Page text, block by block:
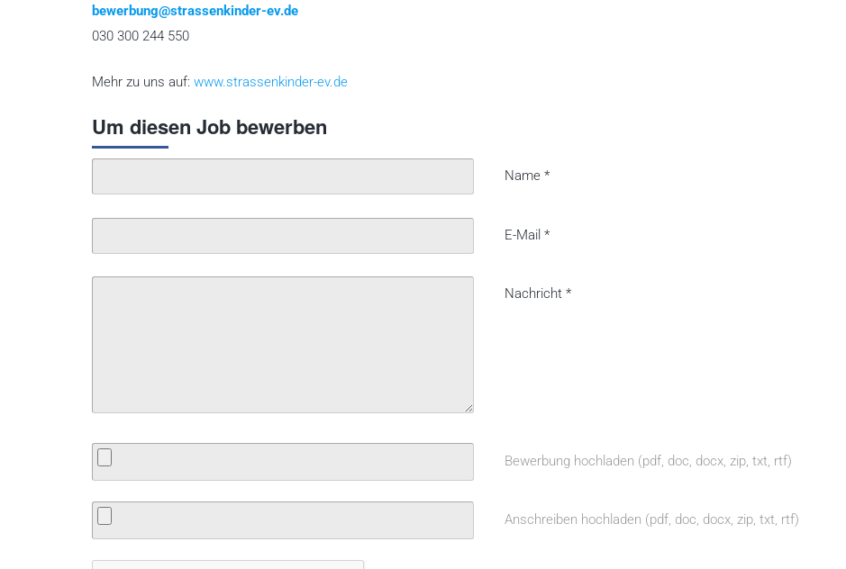
bewerbung@strassenkinder-ev.de
030 300 244 550
Mehr zu uns auf: www.strassenkinder-ev.de
Um diesen Job bewerben
Name *
E-Mail *
Nachricht *
Bewerbung hochladen (pdf, doc, docx, zip, txt, rtf)
Anschreiben hochladen (pdf, doc, docx, zip, txt, rtf)